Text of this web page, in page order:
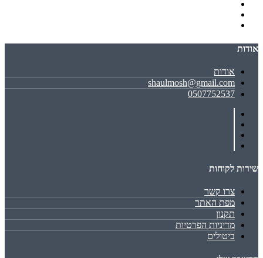
אודות
אודות
shaulmosh@gmail.com
0507752537
שירות לקוחות
צרו קשר
מפת האתר
תקנון
מדיניות הפרטיות
ביטולים